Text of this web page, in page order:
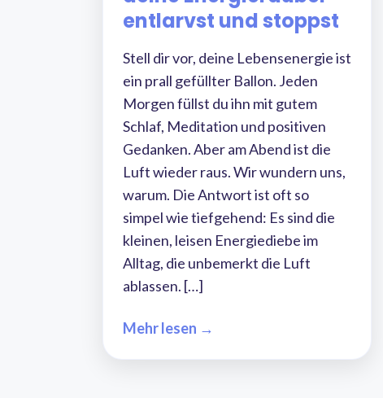
entlarvst und stoppst
Stell dir vor, deine Lebensenergie ist
ein prall gefüllter Ballon. Jeden
Morgen füllst du ihn mit gutem
Schlaf, Meditation und positiven
Gedanken. Aber am Abend ist die
Luft wieder raus. Wir wundern uns,
warum. Die Antwort ist oft so
simpel wie tiefgehend: Es sind die
kleinen, leisen Energiediebe im
Alltag, die unbemerkt die Luft
ablassen. […]
Mehr lesen →